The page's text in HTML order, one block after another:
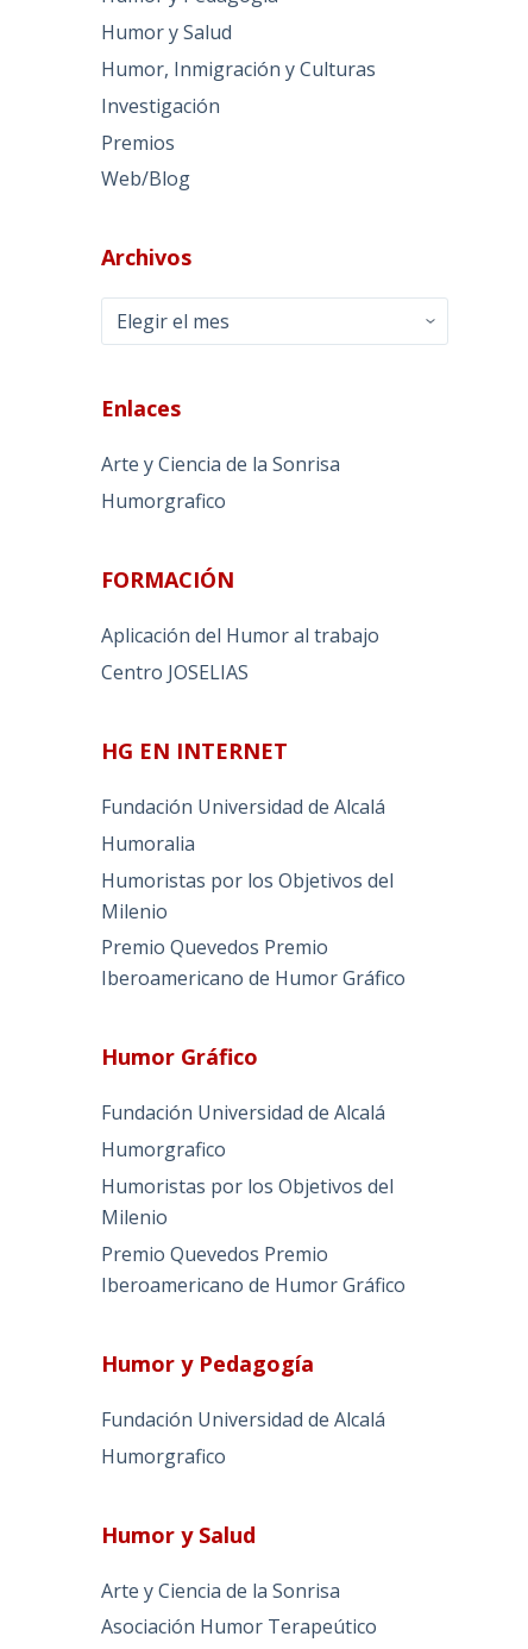
Humor y Salud
Humor, Inmigración y Culturas
Investigación
Premios
Web/Blog
Archivos
Archivos
Enlaces
Arte y Ciencia de la Sonrisa
Humorgrafico
FORMACIÓN
Aplicación del Humor al trabajo
Centro JOSELIAS
HG EN INTERNET
Fundación Universidad de Alcalá
Humoralia
Humoristas por los Objetivos del
Milenio
Premio Quevedos Premio
Iberoamericano de Humor Gráfico
Humor Gráfico
Fundación Universidad de Alcalá
Humorgrafico
Humoristas por los Objetivos del
Milenio
Premio Quevedos Premio
Iberoamericano de Humor Gráfico
Humor y Pedagogía
Fundación Universidad de Alcalá
Humorgrafico
Humor y Salud
Arte y Ciencia de la Sonrisa
Asociación Humor Terapeútico